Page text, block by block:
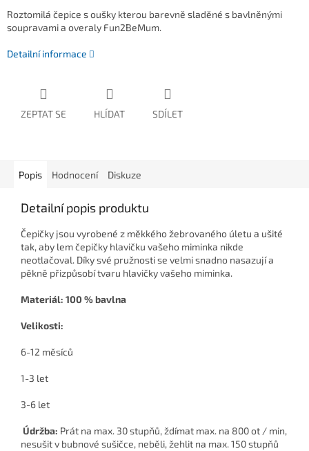
Roztomilá čepice s oušky kterou barevně sladěné s bavlněnými
soupravami a overaly Fun2BeMum.
Detailní informace
ZEPTAT SE HLÍDAT SDÍLET
Popis Hodnocení Diskuze
Detailní popis produktu
Čepičky jsou vyrobené z měkkého žebrovaného úletu a ušité
tak, aby lem čepičky hlavičku vašeho miminka nikde
neotlačoval. Díky své pružnosti se velmi snadno nasazují a
pěkně přizpůsobí tvaru hlavičky vašeho miminka.
Materiál: 100 % bavlna
Velikosti:
6-12 měsíců
1-3 let
3-6 let
Údržba: Prát na max. 30 stupňů, ždímat max. na 800 ot / min,
nesušit v bubnové sušičce, neběli, žehlit na max. 150 stupňů